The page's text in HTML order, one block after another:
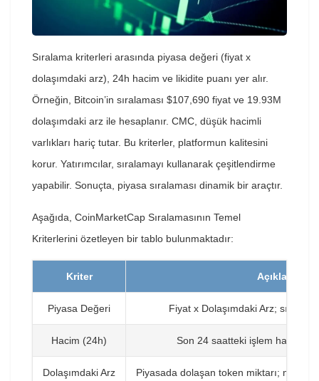
Sıralama kriterleri arasında piyasa değeri (fiyat x
dolaşımdaki arz), 24h hacim ve likidite puanı yer alır.
Örneğin, Bitcoin’in sıralaması $107,690 fiyat ve 19.93M
dolaşımdaki arz ile hesaplanır. CMC, düşük hacimli
varlıkları hariç tutar. Bu kriterler, platformun kalitesini
korur. Yatırımcılar, sıralamayı kullanarak çeşitlendirme
yapabilir. Sonuçta, piyasa sıralaması dinamik bir araçtır.
Aşağıda, CoinMarketCap Sıralamasının Temel
Kriterlerini özetleyen bir tablo bulunmaktadır:
Kriter Açıklama
Piyasa Değeri Fiyat x Dolaşımdaki Arz;
Hacim (24h) Son 24 saatteki işlem hacmi;
Dolaşımdaki Arz Piyasada dolaşan token miktarı;